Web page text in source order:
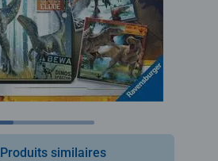
Produits similaires